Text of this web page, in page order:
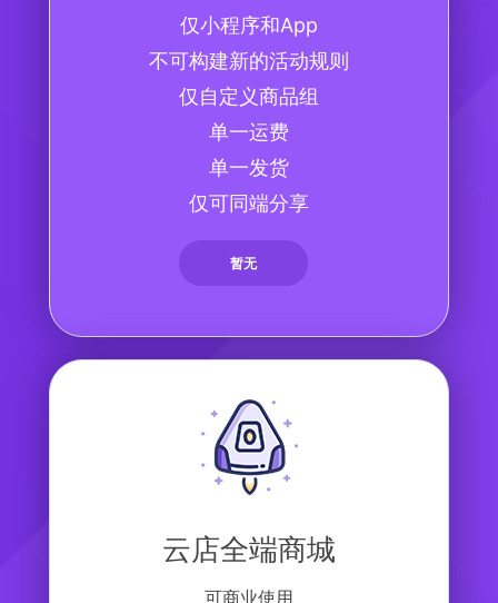
仅小程序和App
不可构建新的活动规则
仅自定义商品组
单一运费
单一发货
仅可同端分享
暂无
云店全端商城
可商业使用